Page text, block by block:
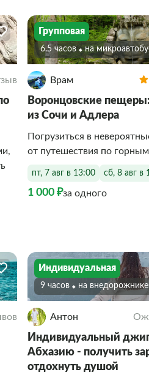
Групповая
6.5 часов На
Врам
Воронцовские
из Сочи и Адлера
Погрузиться в
от путешествия по
пт, 7 авг в 13:00 сб, 8 авг в
1 000 ₽за одного
Индивидуальная
9 часов На внедорожнике
Антон
Индивидуальный
Абхазию - получить
отдохнуть душой